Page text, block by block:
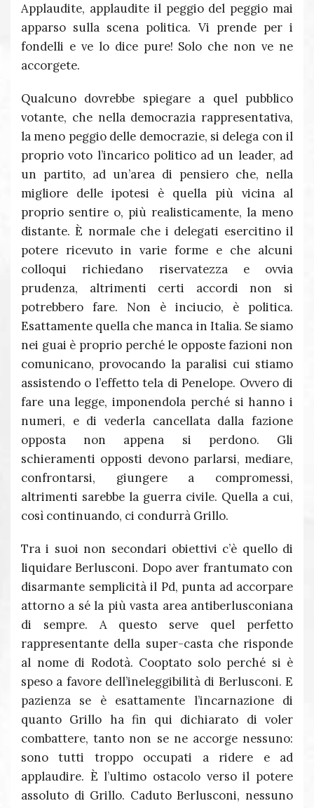
Applaudite, applaudite il peggio del peggio mai
apparso sulla scena politica. Vi prende per i
fondelli e ve lo dice pure! Solo che non ve ne
accorgete.
Qualcuno dovrebbe spiegare a quel pubblico
votante, che nella democrazia rappresentativa,
la meno peggio delle democrazie, si delega con il
proprio voto l’incarico politico ad un leader, ad
un partito, ad un’area di pensiero che, nella
migliore delle ipotesi è quella più vicina al
proprio sentire o, più realisticamente, la meno
distante. È normale che i delegati esercitino il
potere ricevuto in varie forme e che alcuni
colloqui richiedano riservatezza e ovvia
prudenza, altrimenti certi accordi non si
potrebbero fare. Non è inciucio, è politica.
Esattamente quella che manca in Italia. Se siamo
nei guai è proprio perché le opposte fazioni non
comunicano, provocando la paralisi cui stiamo
assistendo o l’effetto tela di Penelope. Ovvero di
fare una legge, imponendola perché si hanno i
numeri, e di vederla cancellata dalla fazione
opposta non appena si perdono. Gli
schieramenti opposti devono parlarsi, mediare,
confrontarsi, giungere a compromessi,
altrimenti sarebbe la guerra civile. Quella a cui,
così continuando, ci condurrà Grillo.
Tra i suoi non secondari obiettivi c’è quello di
liquidare Berlusconi. Dopo aver frantumato con
disarmante semplicità il Pd, punta ad accorpare
attorno a sé la più vasta area antiberlusconiana
di sempre. A questo serve quel perfetto
rappresentante della super-casta che risponde
al nome di Rodotà. Cooptato solo perché si è
speso a favore dell’ineleggibilità di Berlusconi. E
pazienza se è esattamente l’incarnazione di
quanto Grillo ha fin qui dichiarato di voler
combattere, tanto non se ne accorge nessuno:
sono tutti troppo occupati a ridere e ad
applaudire. È l’ultimo ostacolo verso il potere
assoluto di Grillo. Caduto Berlusconi, nessuno